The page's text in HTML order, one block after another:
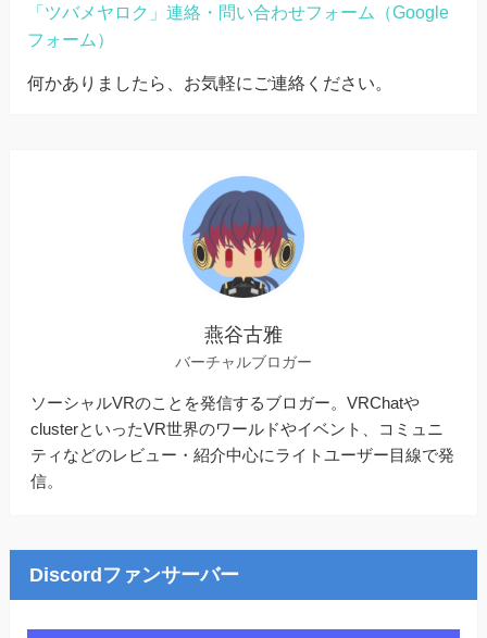
「ツバメヤロク」連絡・問い合わせフォーム（Google
フォーム）
何かありましたら、お気軽にご連絡ください。
燕谷古雅
バーチャルブロガー
ソーシャルVRのことを発信するブロガー。VRChatや
clusterといったVR世界のワールドやイベント、コミュニ
ティなどのレビュー・紹介中心にライトユーザー目線で発
信。
Discordファンサーバー